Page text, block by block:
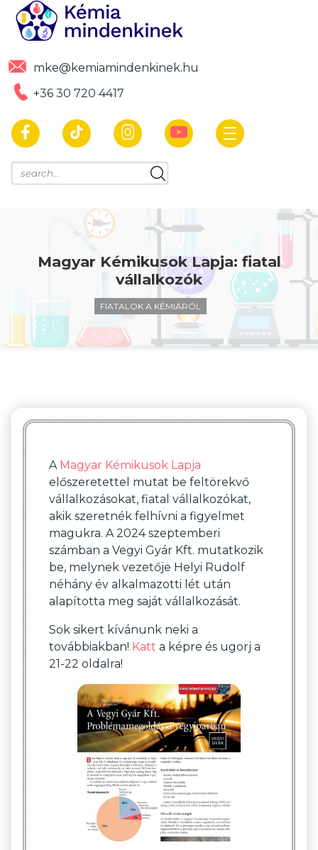
mke@kemiamindenkinek.hu
+36 30 720 4417
Magyar Kémikusok Lapja: fiatal
vállalkozók
FIATALOK A KÉMIÁRÓL
A Magyar Kémikusok Lapja
előszeretettel mutat be feltörekvő
vállalkozásokat, fiatal vállalkozókat,
akik szeretnék felhívni a figyelmet
magukra. A 2024 szeptemberi
számban a Vegyi Gyár Kft. mutatkozik
be, melynek vezetője Helyi Rudolf
néhány év alkalmazotti lét után
alapította meg saját vállalkozását.
Sok sikert kívánunk neki a
továbbiakban! Katt a képre és ugorj a
21-22 oldalra!